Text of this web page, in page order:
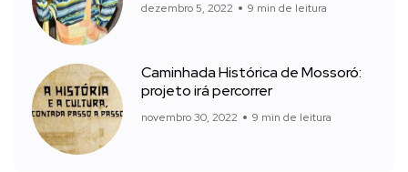
dezembro 5, 2022 9 min de leitura
Caminhada Histórica de Mossoró:
projeto irá percorrer
novembro 30, 2022 9 min de leitura